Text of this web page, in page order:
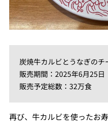
炭焼牛カルビとうなぎの
販売期間：2025年6月25日
販売予定総数：32万食
再び、牛カルビを使ったお